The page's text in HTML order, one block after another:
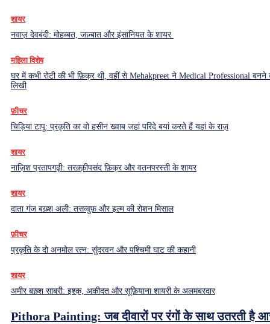
शायर
नवाज़ देवबंदी: मोहब्बत, जज़्बात और इंसानियत के शायर
महिला विशेष
घर में कभी रोटी की भी फ़िक्र थी, वहीं से Mehakpreet ने Medical Professional बनने
लिखी
फ़ीचर
चिड़िया टापू: प्रकृति का वो हसीन ख्वाब जहां परिंदे बयां करते हैं यहां के राज़
शायर
नाज़िश प्रतापगढ़ी: तरक़्क़ीपसंद फ़िक्र और वतनपरस्ती के शायर
शायर
दाता गंज बख़्श अली: तसव्वुफ़ और इल्म की रोशन मिसाल
फ़ीचर
प्रकृति के दो अनमोल रत्न: सुंदरवन और पश्चिमी घाट की कहानी
शायर
अमीर बख़्श साबरी: इश्क़, अकीदत और सूफ़ियाना शायरी के अलमबरदार
Pithora Painting: जब दीवारों पर रंगों के साथ उतरती है